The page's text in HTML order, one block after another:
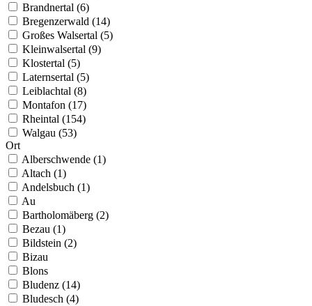
Brandnertal (6)
Bregenzerwald (14)
Großes Walsertal (5)
Kleinwalsertal (9)
Klostertal (5)
Laternsertal (5)
Leiblachtal (8)
Montafon (17)
Rheintal (154)
Walgau (53)
Ort
Alberschwende (1)
Altach (1)
Andelsbuch (1)
Au
Bartholomäberg (2)
Bezau (1)
Bildstein (2)
Bizau
Blons
Bludenz (14)
Bludesch (4)